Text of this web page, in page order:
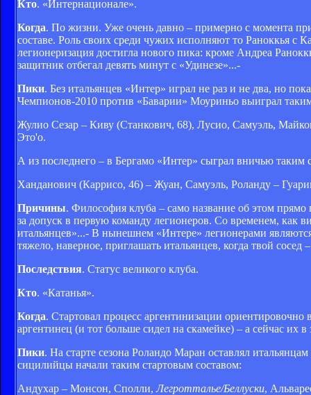
Кто. «Интернационале».
Когда. По жизни. Уже очень давно – примерно с момента
составе. Роль своих среди чужих исполняют то Раноккья с
легионеризация достигла нового пика: кроме Андреа
защитник отбегал девять минут с «Удинезе»...-
Пики. Без итальянцев «Интер» играл не раз и не два, но
Чемпионов-2010 против «Баварии» Моуриньо выиграл
Жулио Сезар – Киву (Станкович, 68), Лусио, Самуэль,
Это'о.
А из последнего – в Бергамо «Интер» сыграл вничью таким
Ханданович (Каррисо, 46) – Жуан, Самуэль, Роланду –
Причины. Философия клуба – само название об этом
за допуск в первую команду легионеров. Со временем, как
итальянцев»...- В нынешнем «Интере» легионерами
тяжело, наверное, приглашать итальянцев, когда твой
Последствия. Статус великого клуба.
Кто. «Катанья».
Когда. Стартовал процесс аргентинизации
аргентинец (и тот больше сидел на скамейке) – а сейчас их
Пики. На старте сезона Роландо Маран оставлял
сицилийцы начали таким стартовым составом:
Андухар – Монсон, Сполли,Легротталье/Беллуски,